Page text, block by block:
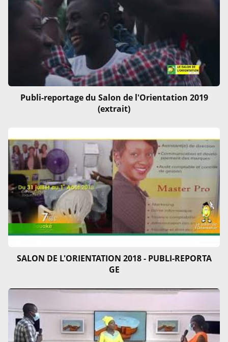
Publi-reportage du Salon de l'Orientation 2019
(extrait)
SALON DE L'ORIENTATION 2018 - PUBLI-REPORTA
GE